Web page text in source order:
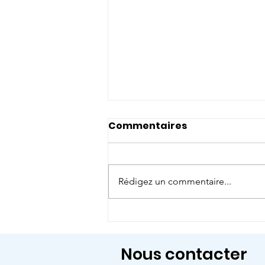
Savez-vous trier ?
Commentaires
Rédigez un commentaire...
Nous contacter